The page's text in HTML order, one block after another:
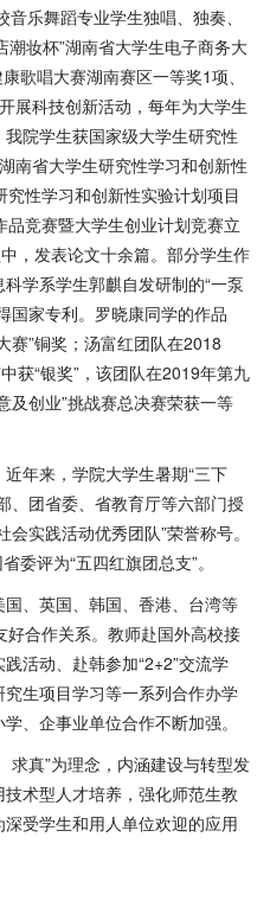
乐舞蹈专业学生独唱、独奏、
妆杯”湖南省大学生电子商务大
歌唱大赛湖南赛区一等奖1项、
展科技创新活动，每年为大学生
院学生获国家级大学生研究性
南省大学生研究性学习和创新性
性学习和创新性实验计划项目
竞赛暨大学生创业计划竞赛立
，发表论文十余篇。部分学生作
学系学生郭麒自发研制的“一泵
国家专利。罗晓康同学的作品
赛”铜奖；汤富红团队在2018
获“银奖”，该团队在2019年第九
及创业”挑战赛总决赛荣获一等
年来，学院大学生暑期“三下
、团省委、省教育厅等六部门授
实践活动优秀团队”荣誉称号。
委评为“五四红旗团总支”。
、英国、韩国、香港、台湾等
合作关系。教师赴国外高校接
活动、赴韩参加“2+2”交流学
生项目学习等一系列合作办学
、企事业单位合作不断加强。
求真”为理念，内涵建设与转型发
术型人才培养，强化师范生教
受学生和用人单位欢迎的应用